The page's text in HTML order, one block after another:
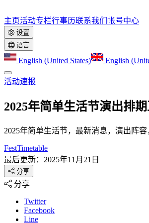
主页活动专栏行事历联系我们 帐号中心
设置
语言
English (United States) English
活动速报
2025年简单生活节演出排
2025年简单生活节，最新消息，演出阵
FestTimetable
最后更新：2025年11月21日
分享
分享
Twitter
Facebook
Line